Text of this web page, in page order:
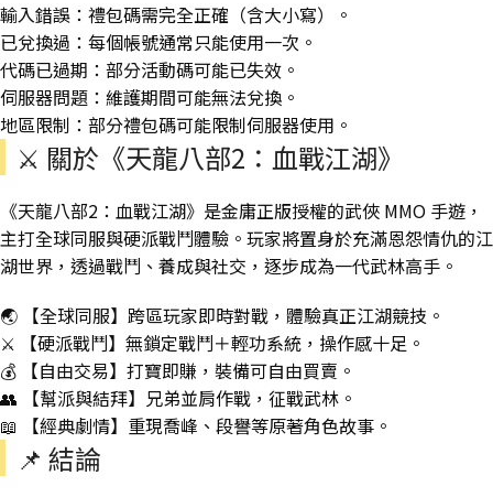
輸入錯誤：禮包碼需完全正確（含大小寫）。
已兌換過：每個帳號通常只能使用一次。
代碼已過期：部分活動碼可能已失效。
伺服器問題：維護期間可能無法兌換。
地區限制：部分禮包碼可能限制伺服器使用。
⚔️ 關於《天龍八部2：血戰江湖》
《天龍八部2：血戰江湖》是金庸正版授權的武俠 MMO 手遊，
主打全球同服與硬派戰鬥體驗。玩家將置身於充滿恩怨情仇的江
湖世界，透過戰鬥、養成與社交，逐步成為一代武林高手。
🌏 【全球同服】跨區玩家即時對戰，體驗真正江湖競技。
⚔️ 【硬派戰鬥】無鎖定戰鬥＋輕功系統，操作感十足。
💰 【自由交易】打寶即賺，裝備可自由買賣。
👥 【幫派與結拜】兄弟並肩作戰，征戰武林。
📖 【經典劇情】重現喬峰、段譽等原著角色故事。
📌 結論